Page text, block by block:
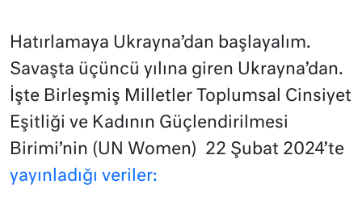
Hatırlamaya Ukrayna’dan başlayalım.
Savaşta üçüncü yılına giren Ukrayna’dan.
İşte Birleşmiş Milletler Toplumsal Cinsiyet
Eşitliği ve Kadının Güçlendirilmesi
Birimi’nin (UN Women) 22 Şubat 2024’te
yayınladığı veriler: